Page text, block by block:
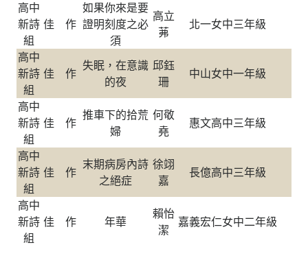
高中
新詩
組
佳 作
如果你來是要
證明刻度之必
須
高立
茀
北一女中三年級
高中
新詩
組
佳 作
失眠，在意識
的夜
邱鈺
珊
中山女中一年級
高中
新詩
組
佳 作
推車下的拾荒
婦
何敬
堯
惠文高中三年級
高中
新詩
組
佳 作
末期病房內詩
之絕症
徐翊
嘉
長億高中三年級
高中
新詩
組
佳 作 年華
賴怡
潔
嘉義宏仁女中二年級